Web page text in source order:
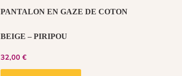
PANTALON EN GAZE DE COTON
BEIGE – PIRIPOU
32,00 €